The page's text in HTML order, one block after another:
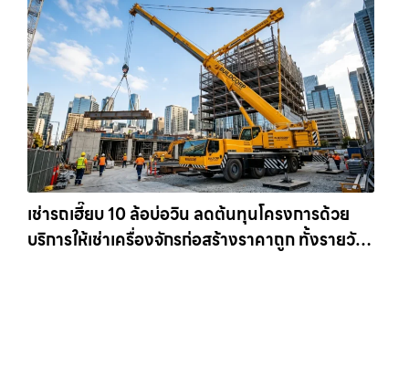
เช่ารถเฮี๊ยบ 10 ล้อบ่อวิน ลดต้นทุนโครงการด้วย
บริการให้เช่าเครื่องจักรก่อสร้างราคาถูก ทั้งรายวัน